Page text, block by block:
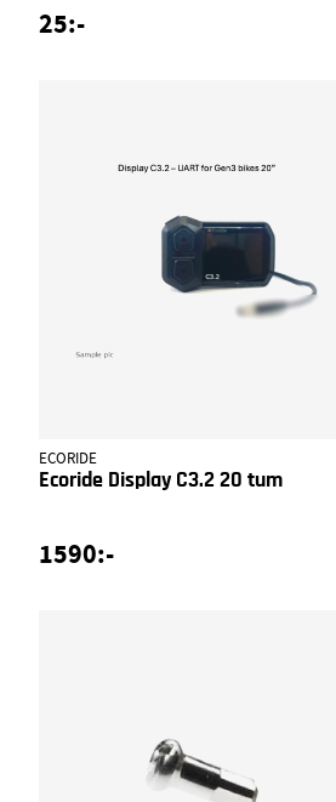
25:-
ECORIDE
Ecoride Display C3.2 20 tum
1590:-